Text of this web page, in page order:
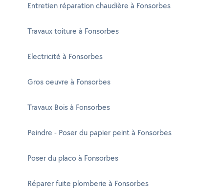
Entretien réparation chaudière à Fonsorbes
Travaux toiture à Fonsorbes
Electricité à Fonsorbes
Gros oeuvre à Fonsorbes
Travaux Bois à Fonsorbes
Peindre - Poser du papier peint à Fonsorbes
Poser du placo à Fonsorbes
Réparer fuite plomberie à Fonsorbes